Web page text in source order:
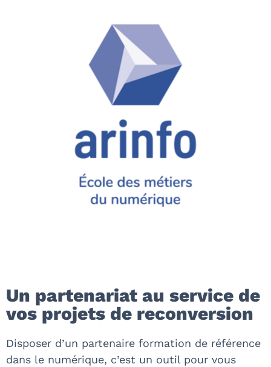
Un partenariat au service de
vos projets de reconversion
Disposer d’un partenaire formation de référence
dans le numérique, c’est un outil pour vous